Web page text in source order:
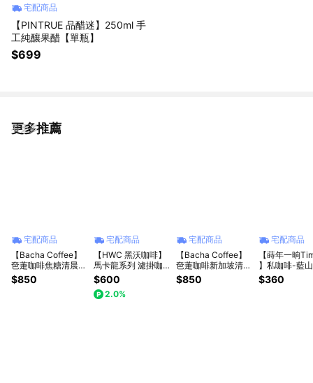
宅配商品
【PINTRUE 品醋迷】250ml 手
工純釀果醋【單瓶】
$699
更多推薦
看更多
宅配商品
【Bacha Coffee】
夿萐咖啡焦糖清晨掛
耳咖啡禮盒 12袋x12
克/盒
$850
宅配商品
【HWC 黑沃咖啡】
馬卡龍系列 濾掛咖
啡綜合禮盒 10gX20
入
$600
2.0%
宅配商品
【Bacha Coffee】
夿萐咖啡新加坡清晨
掛耳咖啡禮盒 12袋
x12克/盒
$850
宅配商品
【蒔年一晌
】私咖啡-藍
(中焙)-濾掛咖
入/盒-附禮盒
$360